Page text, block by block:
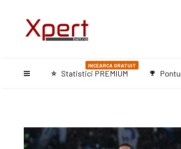
star_purple500 Statistici PREMIUM
INCEARCA GRATUIT
emoji_events